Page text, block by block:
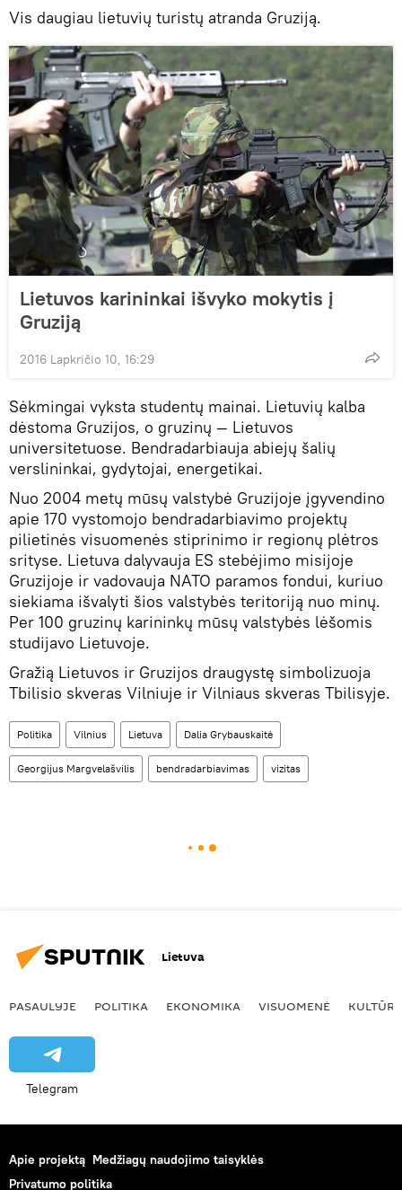
Vis daugiau lietuvių turistų atranda Gruziją.
Lietuvos karininkai išvyko mokytis į
Gruziją
2016 Lapkričio 10, 16:29
Sėkmingai vyksta studentų mainai. Lietuvių kalba
dėstoma Gruzijos, o gruzinų — Lietuvos
universitetuose. Bendradarbiauja abiejų šalių
verslininkai, gydytojai, energetikai.
Nuo 2004 metų mūsų valstybė Gruzijoje įgyvendino
apie 170 vystomojo bendradarbiavimo projektų
pilietinės visuomenės stiprinimo ir regionų plėtros
srityse. Lietuva dalyvauja ES stebėjimo misijoje
Gruzijoje ir vadovauja NATO paramos fondui, kuriuo
siekiama išvalyti šios valstybės teritoriją nuo minų.
Per 100 gruzinų karininkų mūsų valstybės lėšomis
studijavo Lietuvoje.
Gražią Lietuvos ir Gruzijos draugystę simbolizuoja
Tbilisio skveras Vilniuje ir Vilniaus skveras Tbilisyje.
Politika Vilnius Lietuva Dalia Grybauskaitė
Georgijus Margvelašvilis bendradarbiavimas vizitas
Lietuva
PASAULYJE POLITIKA EKONOMIKA VISUOMENĖ KULTŪRA
Telegram
Apie projektą Medžiagų naudojimo taisyklės
Privatumo politika